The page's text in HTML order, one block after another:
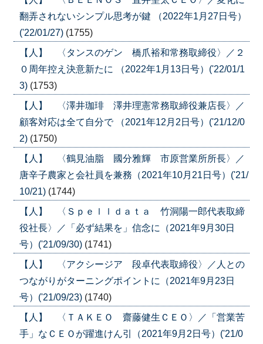
翻弄されないシンプル思考が鍵 （2022年1月27日号）
('22/01/27) (1755)
【人】 〈タンスのゲン 橋爪裕和常務取締役〉／２
０周年控え決意新たに （2022年1月13日号）('22/01/1
3) (1753)
【人】 〈澤井珈琲 澤井理憲常務取締役兼店長〉／
顧客対応は全て自分で （2021年12月2日号）('21/12/0
2) (1750)
【人】 〈鶴見油脂 國分雅輝 市原営業所所長〉／
唐辛子農家と会社員を兼務（2021年10月21日号）('21/
10/21) (1744)
【人】 〈Ｓｐｅｌｌｄａｔａ 竹洞陽一郎代表取締
役社長〉／「必ず結果を」信念に（2021年9月30日
号）('21/09/30) (1741)
【人】 〈アクシージア 段卓代表取締役〉／人との
つながりがターニングポイントに（2021年9月23日
号）('21/09/23) (1740)
【人】 〈ＴＡＫＥＯ 齋藤健生ＣＥＯ〉／「営業苦
手」なＣＥＯが躍進けん引（2021年9月2日号）('21/0